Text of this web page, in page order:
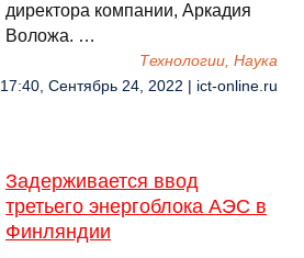
директора компании, Аркадия
Воложа. …
Технологии, Наука
17:40, Сентябрь 24, 2022 | ict-online.ru
Задерживается ввод
третьего энергоблока АЭС в
Финляндии